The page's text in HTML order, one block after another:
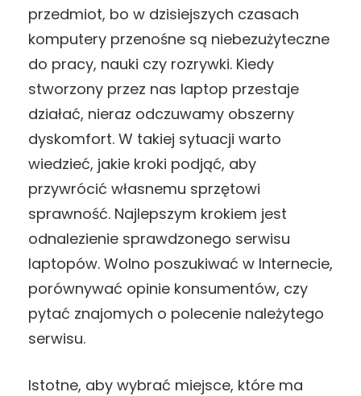
przedmiot, bo w dzisiejszych czasach
komputery przenośne są niebezużyteczne
do pracy, nauki czy rozrywki. Kiedy
stworzony przez nas laptop przestaje
działać, nieraz odczuwamy obszerny
dyskomfort. W takiej sytuacji warto
wiedzieć, jakie kroki podjąć, aby
przywrócić własnemu sprzętowi
sprawność. Najlepszym krokiem jest
odnalezienie sprawdzonego serwisu
laptopów. Wolno poszukiwać w Internecie,
porównywać opinie konsumentów, czy
pytać znajomych o polecenie należytego
serwisu.
Istotne, aby wybrać miejsce, które ma